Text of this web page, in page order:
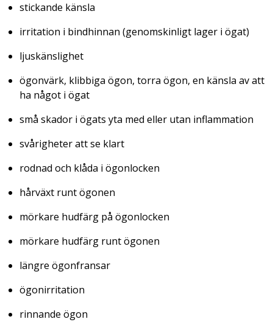
stickande känsla
irritation i bindhinnan (genomskinligt lager i ögat)
ljuskänslighet
ögonvärk, klibbiga ögon, torra ögon, en känsla av att
ha något i ögat
små skador i ögats yta med eller utan inflammation
svårigheter att se klart
rodnad och klåda i ögonlocken
hårväxt runt ögonen
mörkare hudfärg på ögonlocken
mörkare hudfärg runt ögonen
längre ögonfransar
ögonirritation
rinnande ögon